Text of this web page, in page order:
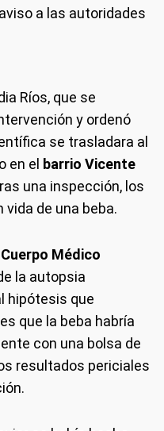
a las autoridades
Ríos, que se
y ordenó
se trasladara al
en el barrio Vicente
una inspección, los
de una beba.
Cuerpo Médico
la autopsia
hipótesis que
que la beba habría
con una bolsa de
resultados periciales